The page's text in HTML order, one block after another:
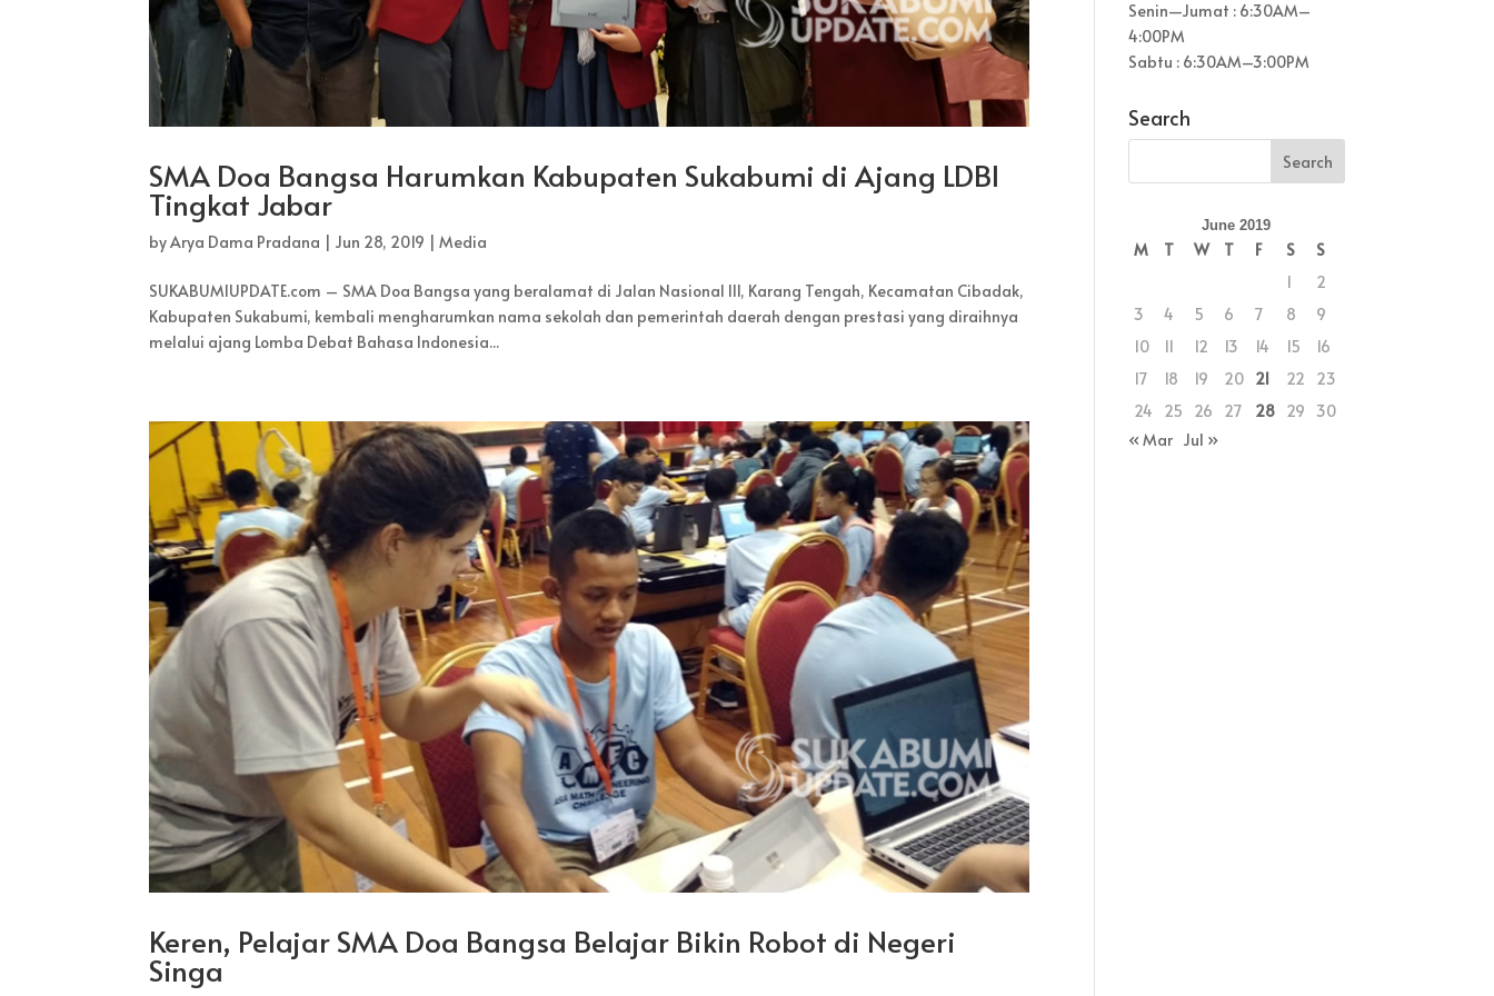
SMA Doa Bangsa Harumkan Kabupaten Sukabumi di Ajang LDBI
Tingkat Jabar
byArya Dama Pradana | Jun 28, 2019 |Media
SUKABUMIUPDATE.com – SMA Doa Bangsa yang beralamat di Jalan Nasional III, Karang Tengah, Kecamatan Cibadak,
Kabupaten Sukabumi, kembali mengharumkan nama sekolah dan pemerintah daerah dengan prestasi yang diraihnya
melalui ajang Lomba Debat Bahasa Indonesia...
Keren, Pelajar SMA Doa Bangsa Belajar Bikin Robot di Negeri
Singa
Senin—Jumat : 6:30AM–
4:00PM
Sabtu : 6:30AM–3:00PM
Search
June 2019
M T W T F S
S
1
2
3
4 5 6 7 8
9
10
11 12 13 14 15
16
17
18 19 20 21 22
23
24
25 26 27 28 29
30
« Mar Jul »